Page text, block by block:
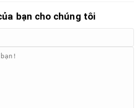
bạn cho chúng tôi